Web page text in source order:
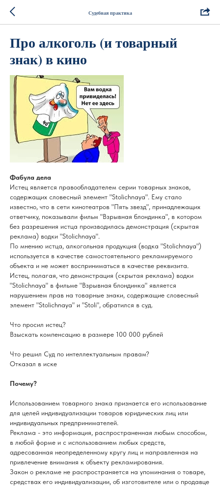
Судебная практика
Про алкоголь (и товарный
знак) в кино
Фабула дела
Истец является правообладателем серии товарных знаков,
содержащих словесный элемент "Stolichnaya". Ему стало
известно, что в сети кинотеатров "Пять звезд", принадлежащих
ответчику, показывали фильм "Взрывная блондинка", в котором
без разрешения истца производилась демонстрация (скрытая
реклама) водки "Stolichnaya".
По мнению истца, алкогольная продукция (водка "Stolichnaya")
используется в качестве самостоятельного рекламируемого
объекта и не может восприниматься в качестве реквизита.
Истец, полагая, что демонстрация (скрытая реклама) водки
"Stolichnaya" в фильме "Взрывная блондинка" является
нарушением прав на товарные знаки, содержащие словесный
элемент "Stolichnaya" и "Stoli", обратился в суд.
Что просил истец?
Взыскать компенсацию в размере 100 000 рублей
Что решил Суд по интеллектуальным правам?
Отказал в иске
Почему?
Использованием товарного знака признается его использование
для целей индивидуализации товаров юридических лиц или
индивидуальных предпринимателей.
Реклама - это информация, распространенная любым способом,
в любой форме и с использованием любых средств,
адресованная неопределенному кругу лиц и направленная на
привлечение внимания к объекту рекламирования.
Закон о рекламе не распространяется на упоминания о товаре,
средствах его индивидуализации, об изготовителе или о продавце